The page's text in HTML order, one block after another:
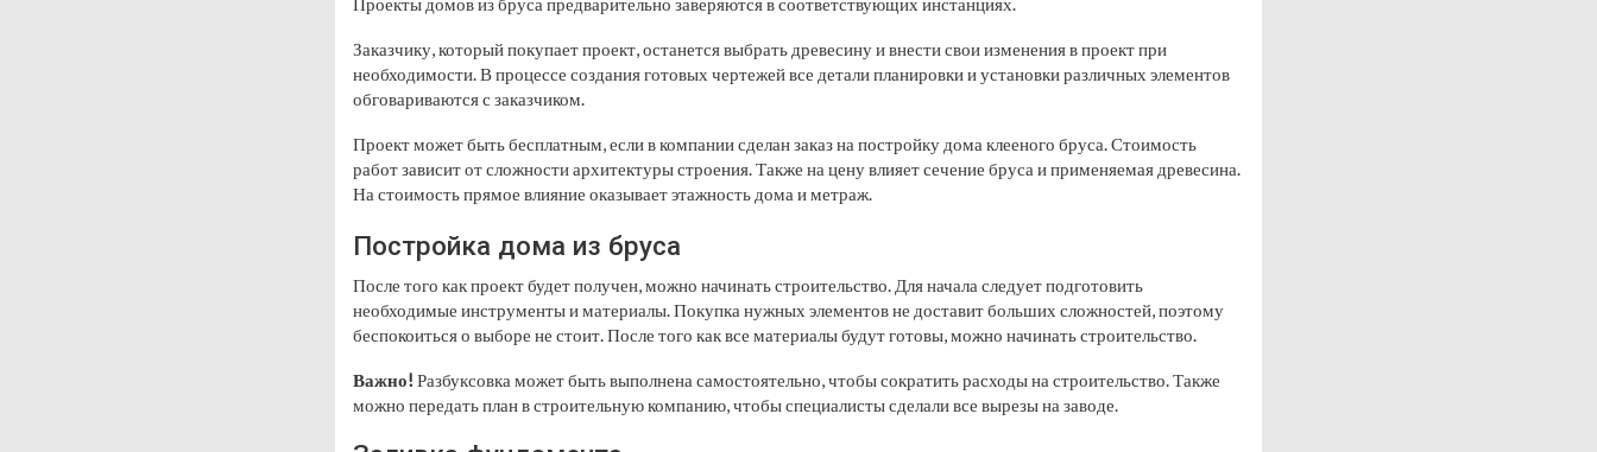
Заказчику, который покупает проект, останется выбрать древесину и внести свои изменения в проект при
необходимости. В процессе создания готовых чертежей все детали планировки и установки различных элементов
обговариваются с заказчиком.
Проект может быть бесплатным, если в компании сделан заказ на постройку дома клееного бруса. Стоимость
работ зависит от сложности архитектуры строения. Также на цену влияет сечение бруса и применяемая древесина.
На стоимость прямое влияние оказывает этажность дома и метраж.
Постройка дома из бруса
После того как проект будет получен, можно начинать строительство. Для начала следует подготовить
необходимые инструменты и материалы. Покупка нужных элементов не доставит больших сложностей, поэтому
беспокоиться о выборе не стоит. После того как все материалы будут готовы, можно начинать строительство.
Важно! Разбуксовка может быть выполнена самостоятельно, чтобы сократить расходы на строительство. Также
можно передать план в строительную компанию, чтобы специалисты сделали все вырезы на заводе.